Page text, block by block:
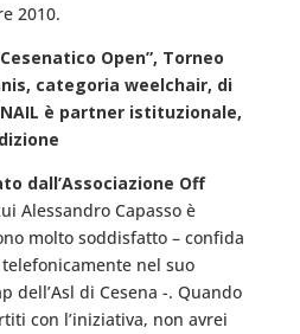
2010.
Open”, Torneo
categoria weelchair, di
è partner istituzionale,
dall’Associazione Off
Alessandro Capasso è
molto soddisfatto – confida
nel suo
dell’Asl di Cesena -. Quando
con l’iniziativa, non avrei